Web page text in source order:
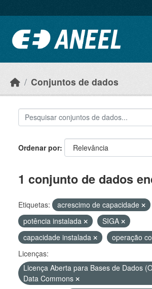
Conjuntos de dados
Ordenar por
1 conjunto de dados
Etiquetas: acrescimo de capacidade
potência instalada
SIGA
capacidade instalada
operação
Licenças:
Licença Aberta para Bases de Dados
Data Commons